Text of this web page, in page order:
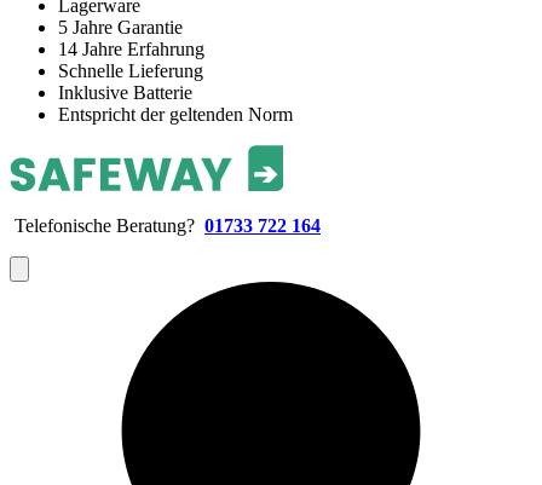
Lagerware
5 Jahre Garantie
14 Jahre Erfahrung
Schnelle Lieferung
Inklusive Batterie
Entspricht der geltenden Norm
Telefonische Beratung? 01733 722 164